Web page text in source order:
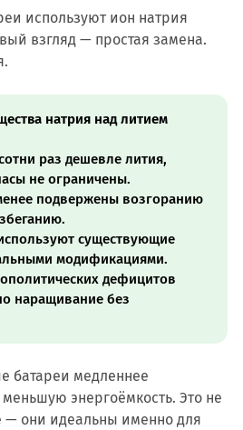
используют ион натрия
взгляд — простая замена.
натрия над литием
раз дешевле лития,
не ограничены.
подвержены возгоранию
существующие
модификациями.
дефицитов
наращивание без
батареи медленнее
энергоёмкость. Это не
они идеальны именно для